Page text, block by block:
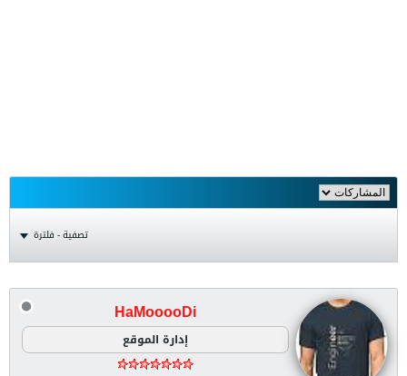
تصفية - فلترة
HaMooooDi
إدارة الموقع